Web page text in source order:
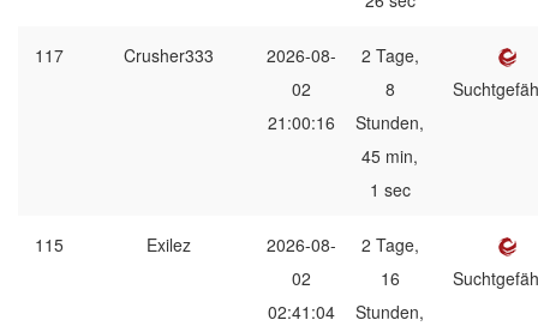
117 Crusher333
2026-08-
02
21:00:16
2 Tage,
8
Stunden,
45 min,
1 sec
115 Exilez
2026-08-
02
02:41:04
2 Tage,
16
Stunden,